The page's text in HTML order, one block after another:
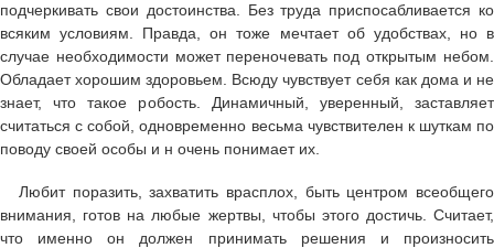
подчеркивать свои достоинства. Без труда приспосабливается ко
всяким условиям. Правда, он тоже мечтает об удобствах, но в
случае необходимости может переночевать под открытым небом.
Обладает хорошим здоровьем. Всюду чувствует себя как дома и не
знает, что такое робость. Динамичный, уверенный, заставляет
считаться с собой, одновременно весьма чувствителен к шуткам по
поводу своей особы и н очень понимает их.
Любит поразить, захватить врасплох, быть центром всеобщего
внимания, готов на любые жертвы, чтобы этого достичь. Считает,
что именно он должен принимать решения и произносить